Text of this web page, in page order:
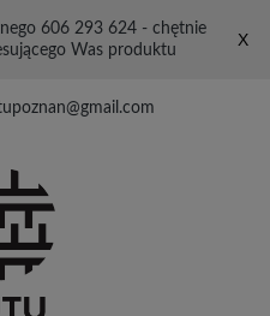
606 293 624 - chętnie
Was produktu
X